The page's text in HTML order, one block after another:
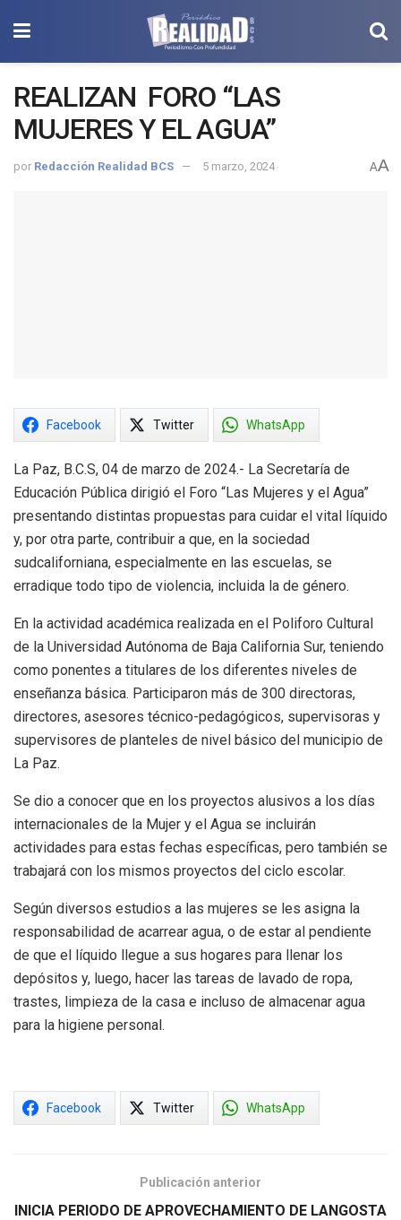
REALIZAN FORO “LAS
MUJERES Y EL AGUA”
por Redacción Realidad BCS 5 marzo, 2024 AA
Facebook Twitter WhatsApp
La Paz, B.C.S, 04 de marzo de 2024.- La Secretaría de
Educación Pública dirigió el Foro “Las Mujeres y el Agua”
presentando distintas propuestas para cuidar el vital líquido
y, por otra parte, contribuir a que, en la sociedad
sudcaliforniana, especialmente en las escuelas, se
erradique todo tipo de violencia, incluida la de género.
En la actividad académica realizada en el Poliforo Cultural
de la Universidad Autónoma de Baja California Sur, teniendo
como ponentes a titulares de los diferentes niveles de
enseñanza básica. Participaron más de 300 directoras,
directores, asesores técnico-pedagógicos, supervisoras y
supervisores de planteles de nivel básico del municipio de
La Paz.
Se dio a conocer que en los proyectos alusivos a los días
internacionales de la Mujer y el Agua se incluirán
actividades para estas fechas específicas, pero también se
trabajará con los mismos proyectos del ciclo escolar.
Según diversos estudios a las mujeres se les asigna la
responsabilidad de acarrear agua, o de estar al pendiente
de que el líquido llegue a sus hogares para llenar los
depósitos y, luego, hacer las tareas de lavado de ropa,
trastes, limpieza de la casa e incluso de almacenar agua
para la higiene personal.
Facebook Twitter WhatsApp
Publicación anterior
INICIA PERIODO DE APROVECHAMIENTO DE LANGOSTA